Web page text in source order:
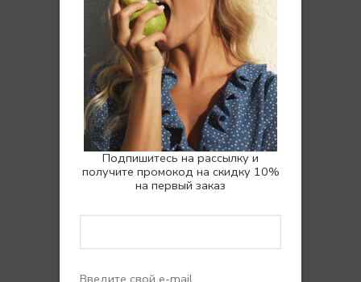
Подпишитесь на рассылку и
получите промокод на скидку 10%
на первый заказ
Возврат
Вопросы и ответы
Отзывы
Программа лояльности
НУЖНА ПОМОЩЬ? МЫ РЯДОМ:
Ежедневно с 10:00 до 22:00
Ответим на любой вопрос,
позвоните или напишите нам: